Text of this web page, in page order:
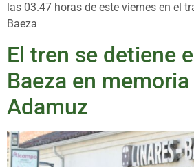
las 03.47 horas de este viernes en el
Baeza
El tren se detiene
Baeza en
Adamuz